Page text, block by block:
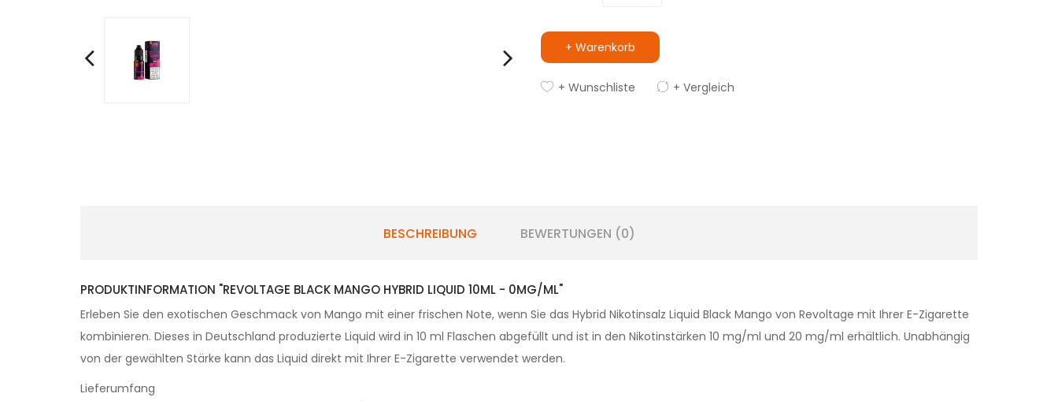
+ Warenkorb
+ Wunschliste + Vergleich
BESCHREIBUNG BEWERTUNGEN (0)
PRODUKTINFORMATION "REVOLTAGE BLACK MANGO HYBRID LIQUID 10ML - 0MG/ML"
Erleben Sie den exotischen Geschmack von Mango mit einer frischen Note, wenn Sie das Hybrid Nikotinsalz Liquid Black Mango von Revoltage mit Ihrer E-Zigarette
kombinieren. Dieses in Deutschland produzierte Liquid wird in 10 ml Flaschen abgefüllt und ist in den Nikotinstärken 10 mg/ml und 20 mg/ml erhältlich. Unabhängig
von der gewählten Stärke kann das Liquid direkt mit Ihrer E-Zigarette verwendet werden.
Lieferumfang